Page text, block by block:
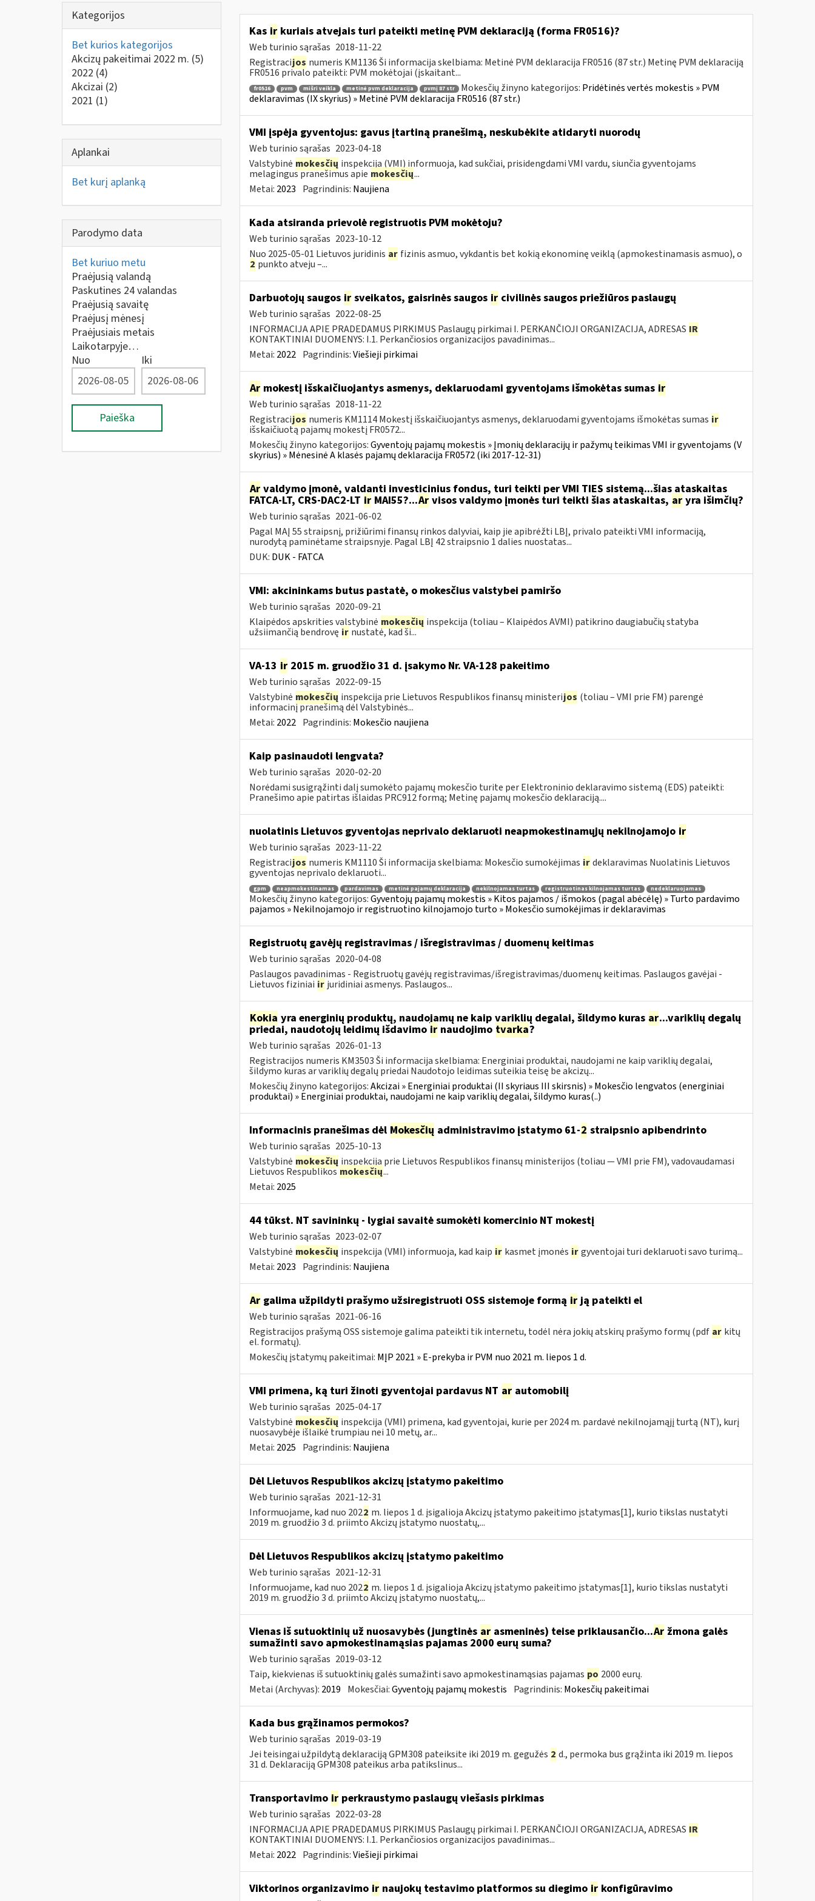
Kategorijos
Bet kurios kategorijos
Akcizų pakeitimai 2022 m. (5)
2022 (4)
Akcizai (2)
2021 (1)
Aplankai
Bet kurį aplanką
Parodymo data
Bet kuriuo metu
Praėjusią valandą
Paskutines 24 valandas
Praėjusią savaitę
Praėjusį mėnesį
Praėjusiais metais
Laikotarpyje…
Nuo
Iki
Paieška
Kas irkuriais atvejais turi pateikti metinę PVM deklaraciją (forma FR0516)?
Web turinio sąrašas 2018-11-22
Registracijos numeris KM1136 Ši informacija skelbiama: Metinė PVM deklaracija FR0516 (87 str.) Metinę PVM deklaraciją
FR0516 privalo pateikti: PVM mokėtojai (įskaitant...
fr0516 pvm mišri veikla metinė pvm deklaracija pvmį 87 str Mokesčių žinyno kategorijos: Pridėtinės vertės mokestis » PVM
deklaravimas (IX skyrius) » Metinė PVM deklaracija FR0516 (87 str.)
VMI įspėja gyventojus: gavus įtartiną pranešimą, neskubėkite atidaryti nuorodų
Web turinio sąrašas 2023-04-18
Valstybinė mokesčių inspekcija (VMI) informuoja, kad sukčiai, prisidengdami VMI vardu, siunčia gyventojams
melagingus pranešimus apie mokesčių...
Metai: 2023 Pagrindinis: Naujiena
Kada atsiranda prievolė registruotis PVM mokėtoju?
Web turinio sąrašas 2023-10-12
Nuo 2025-05-01 Lietuvos juridinis ar fizinis asmuo, vykdantis bet kokią ekonominę veiklą (apmokestinamasis asmuo), o
2 punkto atveju –...
Darbuotojų saugos irsveikatos, gaisrinės saugos ircivilinės saugos priežiūros paslaugų
Web turinio sąrašas 2022-08-25
INFORMACIJA APIE PRADEDAMUS PIRKIMUS Paslaugų pirkimai I. PERKANČIOJI ORGANIZACIJA, ADRESAS IR
KONTAKTINIAI DUOMENYS: I.1. Perkančiosios organizacijos pavadinimas...
Metai: 2022 Pagrindinis:Viešieji pirkimai
Armokestį išskaičiuojantys asmenys, deklaruodami gyventojams išmokėtas sumas ir
Web turinio sąrašas 2018-11-22
Registracijos numeris KM1114 Mokestį išskaičiuojantys asmenys, deklaruodami gyventojams išmokėtas sumas ir
išskaičiuotą pajamų mokestį FR0572...
Mokesčių žinyno kategorijos:Gyventojų pajamų mokestis » Įmonių deklaracijų ir pažymų teikimas VMI ir gyventojams (V
skyrius) » Mėnesinė A klasės pajamų deklaracija FR0572 (iki 2017-12-31)
Arvaldymo įmonė, valdanti investicinius fondus, turi teikti per VMI TIES sistemą...šias ataskaitas
FATCA-LT, CRS-DAC2-LT irMAI55?...Arvisos valdymo įmonės turi teikti šias ataskaitas, aryra išimčių?
Web turinio sąrašas 2021-06-02
Pagal MAĮ 55 straipsnį, prižiūrimi finansų rinkos dalyviai, kaip jie apibrėžti LBĮ, privalo pateikti VMI informaciją,
nurodytą paminėtame straipsnyje. Pagal LBĮ 42 straipsnio 1 dalies nuostatas...
DUK: DUK - FATCA
VMI: akcininkams butus pastatė, o mokesčius valstybei pamiršo
Web turinio sąrašas 2020-09-21
Klaipėdos apskrities valstybinė mokesčių inspekcija (toliau – Klaipėdos AVMI) patikrino daugiabučių statyba
užsiimančią bendrovę ir nustatė, kad ši...
VA-13 ir2015 m. gruodžio 31 d. įsakymo Nr. VA-128 pakeitimo
Web turinio sąrašas 2022-09-15
Valstybinė mokesčių inspekcija prie Lietuvos Respublikos finansų ministerijos (toliau – VMI prie FM) parengė
informacinį pranešimą dėl Valstybinės...
Metai: 2022 Pagrindinis: Mokesčio naujiena
Kaip pasinaudoti lengvata?
Web turinio sąrašas 2020-02-20
Norėdami susigrąžinti dalį sumokėto pajamų mokesčio turite per Elektroninio deklaravimo sistemą (EDS) pateikti:
Pranešimo apie patirtas išlaidas PRC912 formą; Metinę pajamų mokesčio deklaraciją....
nuolatinis Lietuvos gyventojas neprivalo deklaruoti neapmokestinamųjų nekilnojamojo ir
Web turinio sąrašas 2023-11-22
Registracijos numeris KM1110 Ši informacija skelbiama: Mokesčio sumokėjimas ir deklaravimas Nuolatinis Lietuvos
gyventojas neprivalo deklaruoti...
gpm neapmokestinamas pardavimas metinė pajamų deklaracija nekilnojamas turtas registruotinas kilnojamas turtas nedeklaruojamas
Mokesčių žinyno kategorijos:Gyventojų pajamų mokestis » Kitos pajamos / išmokos (pagal abėcėlę) » Turto pardavimo
pajamos » Nekilnojamojo ir registruotino kilnojamojo turto » Mokesčio sumokėjimas ir deklaravimas
Registruotų gavėjų registravimas / išregistravimas / duomenų keitimas
Web turinio sąrašas 2020-04-08
Paslaugos pavadinimas - Registruotų gavėjų registravimas/išregistravimas/duomenų keitimas. Paslaugos gavėjai -
Lietuvos fiziniai ir juridiniai asmenys. Paslaugos...
Kokia yra energinių produktų, naudojamų ne kaip variklių degalai, šildymo kuras ar...variklių degalų
priedai, naudotojų leidimų išdavimo irnaudojimo tvarka?
Web turinio sąrašas 2026-01-13
Registracijos numeris KM3503 Ši informacija skelbiama: Energiniai produktai, naudojami ne kaip variklių degalai,
šildymo kuras ar variklių degalų priedai Naudotojo leidimas suteikia teisę be akcizų...
Mokesčių žinyno kategorijos:Akcizai » Energiniai produktai (II skyriaus III skirsnis) » Mokesčio lengvatos (energiniai
produktai) » Energiniai produktai, naudojami ne kaip variklių degalai, šildymo kuras(..)
Informacinis pranešimas dėl Mokesčių administravimo įstatymo 61-2 straipsnio apibendrinto
Web turinio sąrašas 2025-10-13
Valstybinė mokesčių inspekcija prie Lietuvos Respublikos finansų ministerijos (toliau — VMI prie FM), vadovaudamasi
Lietuvos Respublikosmokesčių...
Metai: 2025
44 tūkst. NT savininkų - lygiai savaitė sumokėti komercinio NT mokestį
Web turinio sąrašas 2023-02-07
Valstybinė mokesčių inspekcija (VMI) informuoja, kad kaip ir kasmet įmonės ir gyventojai turi deklaruoti savo turimą...
Metai: 2023 Pagrindinis: Naujiena
Argalima užpildyti prašymo užsiregistruoti OSS sistemoje formą irją pateikti el
Web turinio sąrašas 2021-06-16
Registracijos prašymą OSS sistemoje galima pateikti tik internetu, todėl nėra jokių atskirų prašymo formų (pdf ar kitų
el. formatų).
Mokesčių įstatymų pakeitimai: MĮP 2021 » E-prekyba ir PVM nuo 2021 m. liepos 1 d.
VMI primena, ką turi žinoti gyventojai pardavus NT arautomobilį
Web turinio sąrašas 2025-04-17
Valstybinė mokesčių inspekcija (VMI) primena, kad gyventojai, kurie per 2024 m. pardavė nekilnojamąjį turtą (NT), kurį
nuosavybėje išlaikė trumpiau nei 10 metų, ar...
Metai: 2025 Pagrindinis: Naujiena
Dėl Lietuvos Respublikos akcizų įstatymo pakeitimo
Web turinio sąrašas 2021-12-31
Informuojame, kad nuo 2022 m. liepos 1 d. įsigalioja Akcizų įstatymo pakeitimo įstatymas[1], kurio tikslas nustatyti
2019 m. gruodžio 3 d. priimto Akcizų įstatymo nuostatų,...
Dėl Lietuvos Respublikos akcizų įstatymo pakeitimo
Web turinio sąrašas 2021-12-31
Informuojame, kad nuo 2022 m. liepos 1 d. įsigalioja Akcizų įstatymo pakeitimo įstatymas[1], kurio tikslas nustatyti
2019 m. gruodžio 3 d. priimto Akcizų įstatymo nuostatų,...
Vienas iš sutuoktinių už nuosavybės (jungtinės arasmeninės) teise priklausančio...Aržmona galės
sumažinti savo apmokestinamąsias pajamas 2000 eurų suma?
Web turinio sąrašas 2019-03-12
Taip, kiekvienas iš sutuoktinių galės sumažinti savo apmokestinamąsias pajamas po 2000 eurų.
Metai (Archyvas): 2019 Mokesčiai:Gyventojų pajamų mokestis Pagrindinis: Mokesčių pakeitimai
Kada bus grąžinamos permokos?
Web turinio sąrašas 2019-03-19
Jei teisingai užpildytą deklaraciją GPM308 pateiksite iki 2019 m. gegužės 2 d., permoka bus grąžinta iki 2019 m. liepos
31 d. Deklaraciją GPM308 pateikus arba patikslinus...
Transportavimo irperkraustymo paslaugų viešasis pirkimas
Web turinio sąrašas 2022-03-28
INFORMACIJA APIE PRADEDAMUS PIRKIMUS Paslaugų pirkimai I. PERKANČIOJI ORGANIZACIJA, ADRESAS IR
KONTAKTINIAI DUOMENYS: I.1. Perkančiosios organizacijos pavadinimas...
Metai: 2022 Pagrindinis:Viešieji pirkimai
Viktorinos organizavimo irnaujokų testavimo platformos su diegimo irkonfigūravimo